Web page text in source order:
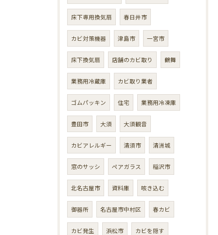
床下専用換気扇 春日井市
カビ対策機器 津島市 一宮市
床下換気扇 店舗のカビ取り 鶴舞
業務用冷蔵庫 カビ取り業者
ゴムパッキン 住宅 業務用冷凍庫
豊田市 大須 大須観音
カビアレルギー 清須市 清洲城
窓のサッシ ペアガラス 稲沢市
北名古屋市 資料庫 咳き込む
御器所 名古屋市中村区 春カビ
カビ発生 浜松市 カビを隠す